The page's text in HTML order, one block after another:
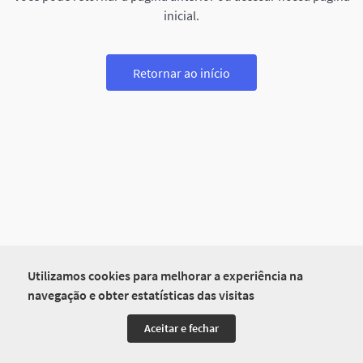
Utilizamos cookies para melhorar a experiência na
navegação e obter estatísticas das visitas
Aceitar e fechar
inicial.
Retornar ao início